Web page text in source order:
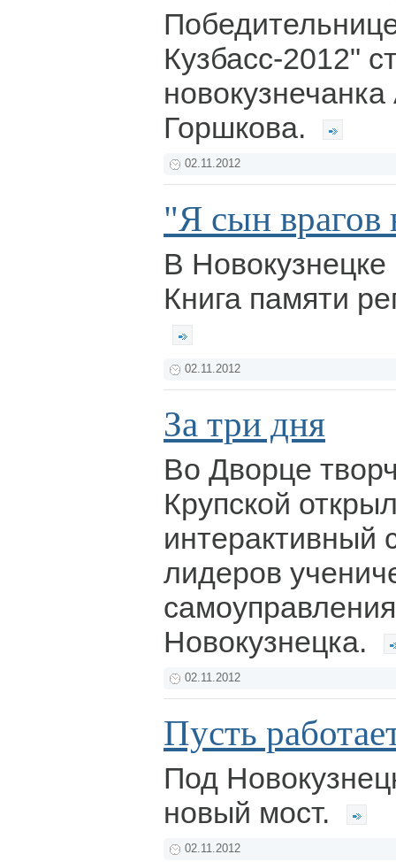
Кузбасс-2012"
Горшкова.
02.11.2012
"Я сын врагов
В Новокузнецке
Книга памяти
02.11.2012
За три дня
Во Дворце
Крупской
интерактивный
лидеров
Новокузнецка.
02.11.2012
Пусть
Под
новый мост.
02.11.2012